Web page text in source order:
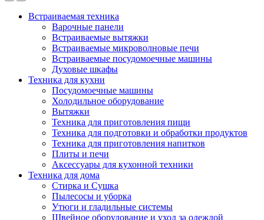
Встраиваемая техника
Варочные панели
Встраиваемые вытяжки
Встраиваемые микроволновые печи
Встраиваемые посудомоечные машины
Духовые шкафы
Техника для кухни
Посудомоечные машины
Холодильное оборудование
Вытяжки
Техника для приготовления пищи
Техника для подготовки и обработки продуктов
Техника для приготовления напитков
Плиты и печи
Аксессуары для кухонной техники
Техника для дома
Стирка и Сушка
Пылесосы и уборка
Утюги и гладильные системы
Швейное оборудование и уход за одеждой